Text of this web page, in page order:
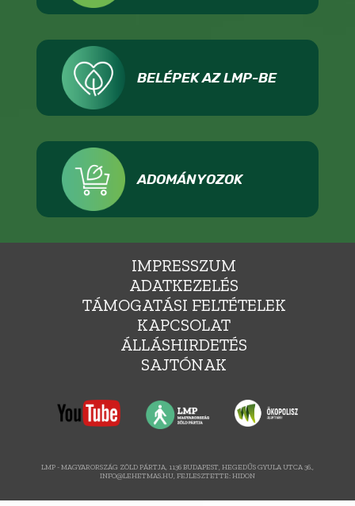
BELÉPEK AZ LMP-BE
ADOMÁNYOZOK
IMPRESSZUM
ADATKEZELÉS
TÁMOGATÁSI FELTÉTELEK
KAPCSOLAT
ÁLLÁSHIRDETÉS
SAJTÓNAK
LMP - MAGYARORSZÁG ZÖLD PÁRTJA, 1136 BUDAPEST, HEGEDŰS GYULA UTCA 36.,
INFO@LEHETMAS.HU, FEJLESZTETTE:HIDON